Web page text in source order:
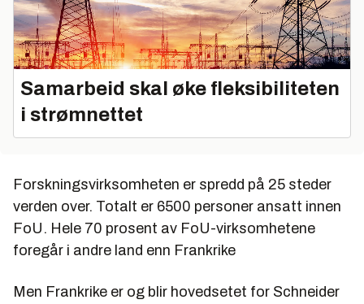
Samarbeid skal øke fleksibiliteten
i strømnettet
Forskningsvirksomheten er spredd på 25 steder
verden over. Totalt er 6500 personer ansatt innen
FoU. Hele 70 prosent av FoU-virksomhetene
foregår i andre land enn Frankrike
Men Frankrike er og blir hovedsetet for Schneider